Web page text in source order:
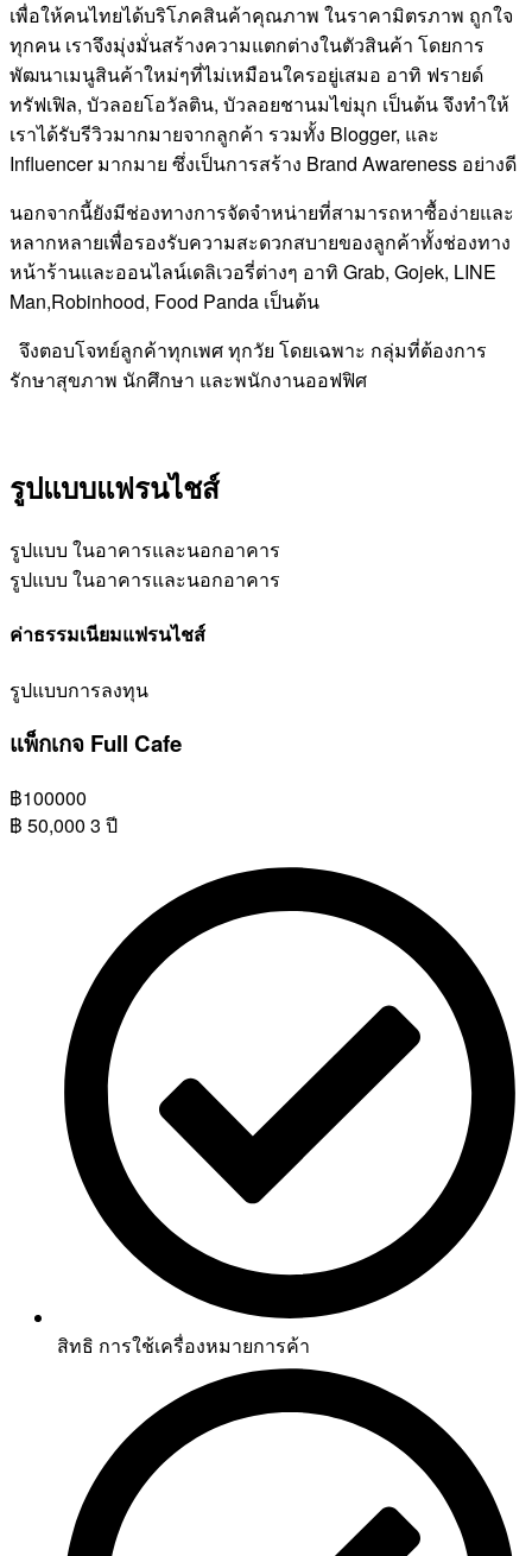
เพื่อให้คนไทยได้บริโภคสินค้าคุณภาพ ในราคามิตรภาพ ถูกใจ
ทุกคน เราจึงมุ่งมั่นสร้างความแตกต่างในตัวสินค้า โดยการ
พัฒนาเมนูสินค้าใหม่ๆที่ไม่เหมือนใครอยู่เสมอ อาทิ ฟรายด์
ทรัฟเฟิล, บัวลอยโอวัลติน, บัวลอยชานมไข่มุก เป็นต้น จึงทำให้
เราได้รับรีวิวมากมายจากลูกค้า รวมทั้ง Blogger, และ
Influencer มากมาย ซึ่งเป็นการสร้าง Brand Awareness อย่างดี
นอกจากนี้ยังมีช่องทางการจัดจำหน่ายที่สามารถหาซื้อง่ายและ
หลากหลายเพื่อรองรับความสะดวกสบายของลูกค้าทั้งช่องทาง
หน้าร้านและออนไลน์เดลิเวอรี่ต่างๆ อาทิ Grab, Gojek, LINE
Man,Robinhood, Food Panda เป็นต้น
จึงตอบโจทย์ลูกค้าทุกเพศ ทุกวัย โดยเฉพาะ กลุ่มที่ต้องการ
รักษาสุขภาพ นักศึกษา และพนักงานออฟฟิศ
รูปแบบแฟรนไชส์
รูปแบบ ในอาคารและนอกอาคาร
รูปแบบ ในอาคารและนอกอาคาร
ค่าธรรมเนียมแฟรนไชส์
รูปแบบการลงทุน
แพ็กเกจ Full Cafe
฿100000
฿ 50,000 3 ปี
สิทธิ การใช้เครื่องหมายการค้า